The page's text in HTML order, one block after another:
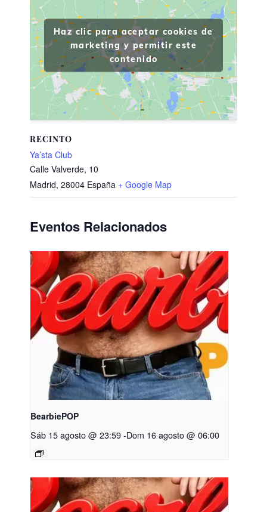
RECINTO
Ya’sta Club
Calle Valverde, 10
Madrid, 28004 España + Google Map
Haz clic para aceptar cookies de
marketing y permitir este
contenido
Eventos Relacionados
BearbiePOP
Sáb 15 agosto @ 23:59-Dom 16 agosto @ 06:00